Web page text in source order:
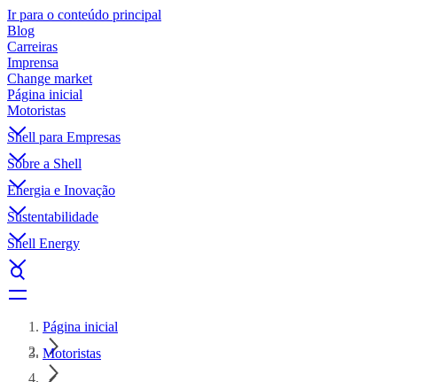
Ir para o conteúdo principal
Blog
Carreiras
Imprensa
Change market
Página inicial
Motoristas
Shell para Empresas
Sobre a Shell
Energia e Inovação
Sustentabilidade
Shell Energy
Página inicial
Motoristas